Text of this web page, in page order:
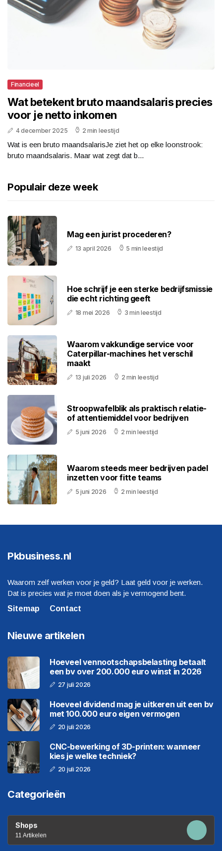
Financieel
Wat betekent bruto maandsalaris precies
voor je netto inkomen
4 december 2025 2 min leestijd
Wat is een bruto maandsalarisJe ziet het op elke loonstrook:
bruto maandsalaris. Maar wat zegt dat b...
Populair deze week
Mag een jurist procederen?
13 april 2026 5 min leestijd
Hoe schrijf je een sterke bedrijfsmissie
die echt richting geeft
18 mei 2026 3 min leestijd
Waarom vakkundige service voor
Caterpillar-machines het verschil
maakt
13 juli 2026 2 min leestijd
Stroopwafelblik als praktisch relatie-
of attentiemiddel voor bedrijven
5 juni 2026 2 min leestijd
Waarom steeds meer bedrijven padel
inzetten voor fitte teams
5 juni 2026 2 min leestijd
Pkbusiness.nl
Waarom zelf werken voor je geld? Laat geld voor je werken.
Dat is precies wat je moet doen als je vermogend bent.
Sitemap
Contact
Nieuwe artikelen
Hoeveel vennootschapsbelasting betaalt
een bv over 200.000 euro winst in 2026
27 juli 2026
Hoeveel dividend mag je uitkeren uit een bv
met 100.000 euro eigen vermogen
20 juli 2026
CNC-bewerking of 3D-printen: wanneer
kies je welke techniek?
20 juli 2026
Categorieën
Shops
11 Artikelen